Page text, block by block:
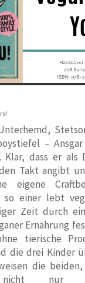
–
Klar, dass er als
Takt angibt
eigene
so einer lebt
Zeit durch
Ernährung
tierische
die drei Kinder
die beiden,
nicht